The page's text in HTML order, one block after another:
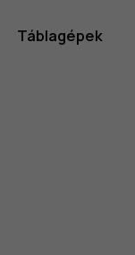
Táblagépek